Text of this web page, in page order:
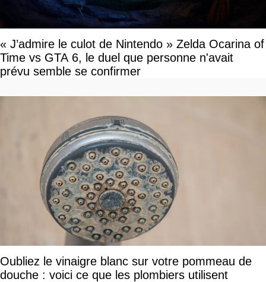
« J’admire le culot de Nintendo » Zelda Ocarina of
Time vs GTA 6, le duel que personne n'avait
prévu semble se confirmer
Oubliez le vinaigre blanc sur votre pommeau de
douche : voici ce que les plombiers utilisent